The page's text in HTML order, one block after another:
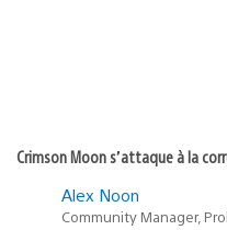
Crimson Moon s’attaque à la
Alex Noon
Community Manager,